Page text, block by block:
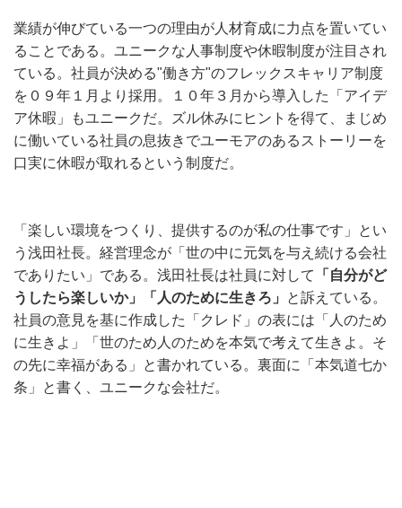
業績が伸びている一つの理由が人材育成に力点を置いてい
ることである。ユニークな人事制度や休暇制度が注目され
ている。社員が決める"働き方"のフレックスキャリア制度
を０９年１月より採用。１０年３月から導入した「アイデ
ア休暇」もユニークだ。ズル休みにヒントを得て、まじめ
に働いている社員の息抜きでユーモアのあるストーリーを
口実に休暇が取れるという制度だ。
「楽しい環境をつくり、提供するのが私の仕事です」とい
う浅田社長。経営理念が「世の中に元気を与え続ける会社
でありたい」である。浅田社長は社員に対して
「自分がど
うしたら楽しいか」「人のために生きろ」
と訴えている。
社員の意見を基に作成した「クレド」の表には「人のため
に生きよ」「世のため人のためを本気で考えて生きよ。そ
の先に幸福がある」と書かれている。裏面に「本気道七か
条」と書く、ユニークな会社だ。